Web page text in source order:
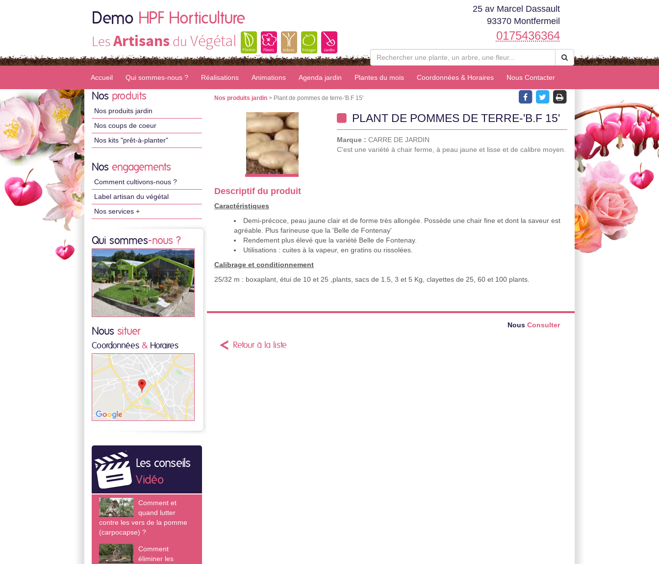
Demo HPF Horticulture
LesArtisans du Végétal
25 av Marcel Dassault
93370 Montfermeil
0175436364
Accueil Qui sommes-nous ? Réalisations Animations Agenda jardin Plantes du mois Coordonnées & Horaires Nous Contacter
Nos produits
Nos produits jardin
Nos coups de coeur
Nos kits "prêt-à-planter"
Nos engagements
Comment cultivons-nous ?
Label artisan du végétal
Nos services +
Qui sommes-nous ?
Nous situer
Coordonnées & Horaires
Les conseils
Vidéo
Comment et
quand lutter
contre les vers de la pomme
(carpocapse) ?
Comment
éliminer les
Nos produits jardin > Plant de pommes de terre-'B.F 15'
PLANT DE POMMES DE TERRE-'B.F 15'
Marque : CARRE DE JARDIN
C'est une variété à chair ferme, à peau jaune et lisse et de calibre moyen.
Descriptif du produit
Caractéristiques
Demi-précoce, peau jaune clair et de forme très allongée. Possède une chair fine et dont la saveur est
agréable. Plus farineuse que la 'Belle de Fontenay'
Rendement plus élevé que la variété Belle de Fontenay.
Utilisations : cuites à la vapeur, en gratins ou rissolées.
Calibrage et conditionnement
25/32 m : boxaplant, étui de 10 et 25 ,plants, sacs de 1.5, 3 et 5 Kg, clayettes de 25, 60 et 100 plants.
Nous Consulter
Retour à la liste